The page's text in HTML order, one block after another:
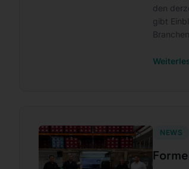
den
gibt
NEWS